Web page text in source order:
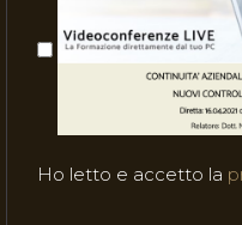
Ho letto e accetto la